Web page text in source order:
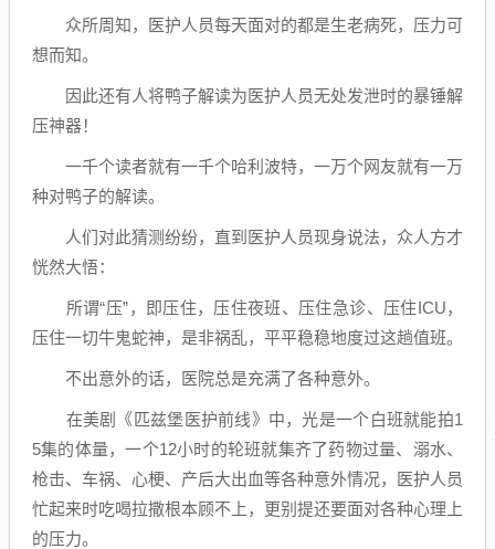
众所周知，医护人员每天面对的都是生老病死，压力可
想而知。
因此还有人将鸭子解读为医护人员无处发泄时的暴锤解
压神器！
一千个读者就有一千个哈利波特，一万个网友就有一万
种对鸭子的解读。
人们对此猜测纷纷，直到医护人员现身说法，众人方才
恍然大悟：
所谓“压”，即压住，压住夜班、压住急诊、压住ICU，
压住一切牛鬼蛇神，是非祸乱，平平稳稳地度过这趟值班。
不出意外的话，医院总是充满了各种意外。
在美剧《匹兹堡医护前线》中，光是一个白班就能拍1
5集的体量，一个12小时的轮班就集齐了药物过量、溺水、
枪击、车祸、心梗、产后大出血等各种意外情况，医护人员
忙起来时吃喝拉撒根本顾不上，更别提还要面对各种心理上
的压力。